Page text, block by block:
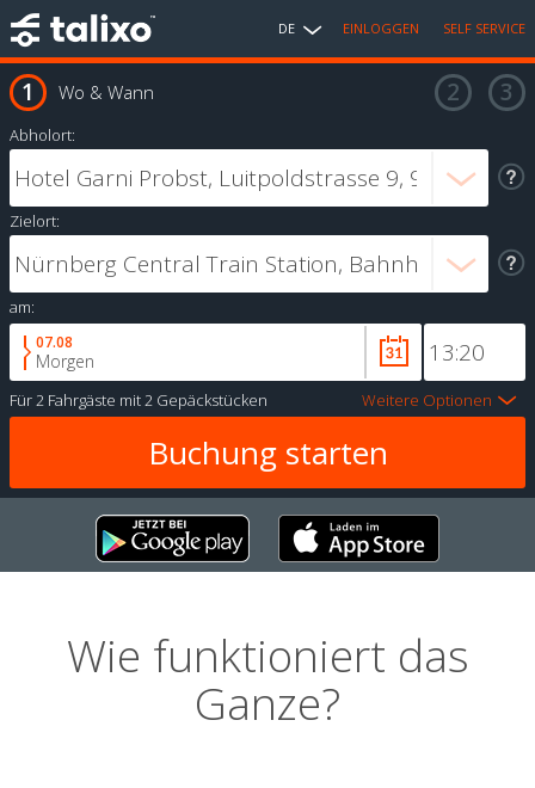
DE EINLOGGEN SELF SERVICE
Wo & Wann
Abholort:
Zielort:
am:
07.08
Morgen
Für2 Fahrgäste mit2 Gepäckstücken Weitere Optionen
Wie funktioniert das
Ganze?